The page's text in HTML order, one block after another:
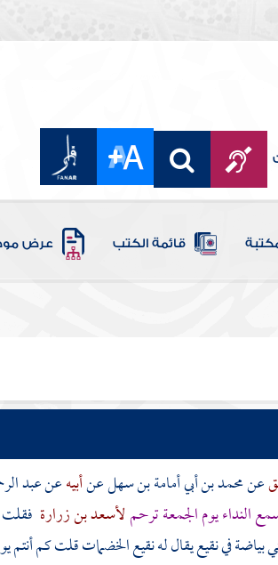
قائمة الكتب عرض
عنمحمد بن أبي أمامة بن سهلعنأبيهعنعبد
النداء يوم الجمعة ترحملأسعد بن زرارة
بياضةفي نقيع يقال لهنقيع الخضماتقلت كم أنتم